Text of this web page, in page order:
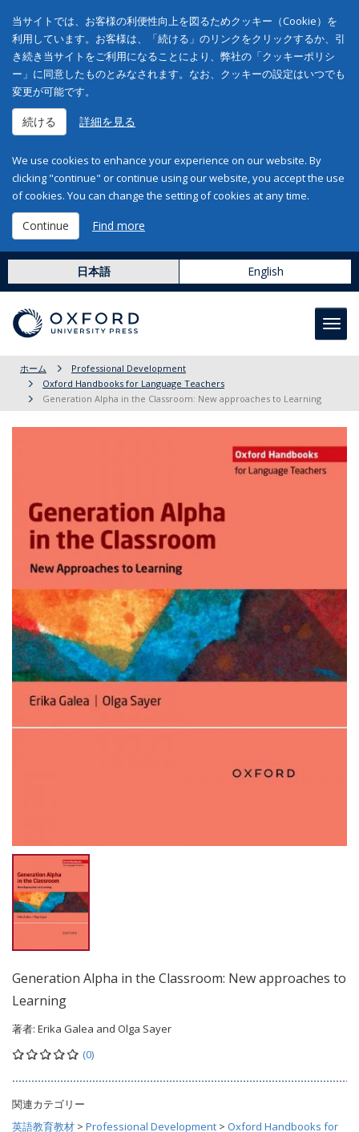
当サイトでは、お客様の利便性向上を図るためクッキー（Cookie）を
利用しています。お客様は、「続ける」のリンクをクリックするか、引
き続き当サイトをご利用になることにより、弊社の「クッキーポリシ
ー」に同意したものとみなされます。なお、クッキーの設定はいつでも
変更が可能です。
続ける 詳細を見る
We use cookies to enhance your experience on our website. By
clicking "continue" or continue using our website, you accept the use
of cookies. You can change the setting of cookies at any time.
Continue Find more
日本語 English
ホーム
Professional Development
Oxford Handbooks for Language Teachers
Generation Alpha in the Classroom: New approaches to Learning
Generation Alpha in the Classroom: New approaches to
Learning
著者: Erika Galea and Olga Sayer
(0)
関連カテゴリー
英語教育教材 > Professional Development > Oxford Handbooks for